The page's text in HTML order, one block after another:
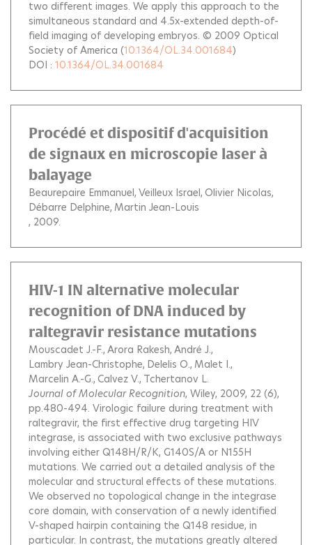
two different images. We apply this approach to the
simultaneous standard and 4.5x-extended depth-of-
field imaging of developing embryos. © 2009 Optical
Society of America (10.1364/OL.34.001684)
DOI : 10.1364/OL.34.001684
Procédé et dispositif d'acquisition
de signaux en microscopie laser à
balayage
Beaurepaire Emmanuel Veilleux Israel Olivier Nicolas
Débarre Delphine Martin Jean-Louis
, 2009.
HIV-1 IN alternative molecular
recognition of DNA induced by
raltegravir resistance mutations
Mouscadet J.-F. Arora Rakesh André J.
Lambry Jean-Christophe Delelis O. Malet I.
Marcelin A.-G. Calvez V. Tchertanov L.
Journal of Molecular Recognition, Wiley, 2009, 22 (6),
pp.480-494. Virologic failure during treatment with
raltegravir, the first effective drug targeting HIV
integrase, is associated with two exclusive pathways
involving either Q148H/R/K, G140S/A or N155H
mutations. We carried out a detailed analysis of the
molecular and structural effects of these mutations.
We observed no topological change in the integrase
core domain, with conservation of a newly identified
V-shaped hairpin containing the Q148 residue, in
particular. In contrast, the mutations greatly altered